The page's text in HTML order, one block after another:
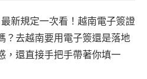
新規定一次看！越南電子簽證
？去越南要用電子簽還是落地
，還直接手把手帶著你填一